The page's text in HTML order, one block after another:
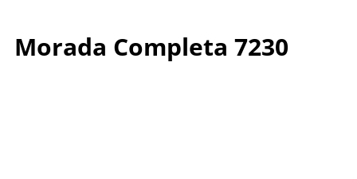
Morada Completa 7230